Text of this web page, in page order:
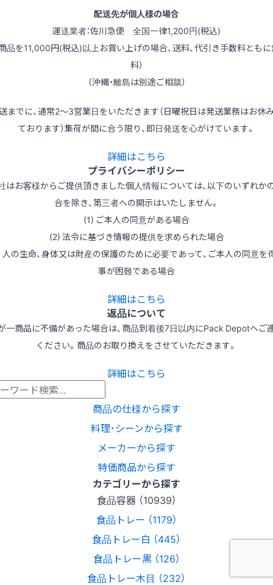
配送先が個人様の場合
運送業者：佐川急便 全国一律1,200円(税込)
品を11,000円(税込)以上お買い上げの場合、送料、代引き手数料とも
料）
（沖縄・離島は別途ご相談）
までに、通常2～3営業日をいただきます（日曜祝日は発送業務はお休
ております）集荷が間に合う限り、即日発送を心がけています。
詳細はこちら
プライバシーポリシー
はお客様からご提供頂きました個人情報については、以下のいずれか
合を除き、第三者への開示はいたしません。
(1) ご本人の同意がある場合
(2) 法令に基づき情報の提供を求められた場合
の生命、身体又は財産の保護のために必要であって、ご本人の同意を
事が困難である場合
詳細はこちら
返品について
一商品に不備があった場合は、商品到着後7日以内にPack Depotへご
ください。商品のお取り換えをさせていただきます。
詳細はこちら
商品の仕様から探す
料理･シーンから探す
メーカーから探す
特価商品から探す
カテゴリーから探す
食品容器 （10939）
食品トレー （1179）
食品トレー白 （445）
食品トレー黒 （126）
食品トレー木目 （232）